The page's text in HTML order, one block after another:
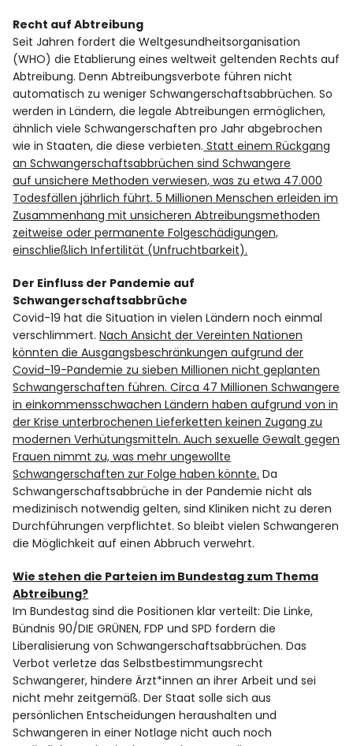
Recht auf Abtreibung
Seit Jahren fordert die Weltgesundheitsorganisation
(WHO) die Etablierung eines weltweit geltenden Rechts auf
Abtreibung. Denn Abtreibungsverbote führen nicht
automatisch zu weniger Schwangerschaftsabbrüchen. So
werden in Ländern, die legale Abtreibungen ermöglichen,
ähnlich viele Schwangerschaften pro Jahr abgebrochen
wie in Staaten, die diese verbieten. Statt einem Rückgang
an Schwangerschaftsabbrüchen sind Schwangere
auf unsichere Methoden verwiesen, was zu etwa 47.000
Todesfällen jährlich führt. 5 Millionen Menschen erleiden im
Zusammenhang mit unsicheren Abtreibungsmethoden
zeitweise oder permanente Folgeschädigungen,
einschließlich Infertilität (Unfruchtbarkeit).
Der Einfluss der Pandemie auf
Schwangerschaftsabbrüche
Covid-19 hat die Situation in vielen Ländern noch einmal
verschlimmert.Nach Ansicht der Vereinten Nationen
könnten die Ausgangsbeschränkungen aufgrund der
Covid-19-Pandemie zu sieben Millionen nicht geplanten
Schwangerschaften führen. Circa 47 Millionen Schwangere
in einkommensschwachen Ländern haben aufgrund von in
der Krise unterbrochenen Lieferketten keinen Zugang zu
modernen Verhütungsmitteln. Auch sexuelle Gewalt gegen
Frauen nimmt zu, was mehr ungewollte
Schwangerschaften zur Folge haben könnte. Da
Schwangerschaftsabbrüche in der Pandemie nicht als
medizinisch notwendig gelten, sind Kliniken nicht zu deren
Durchführungen verpflichtet. So bleibt vielen Schwangeren
die Möglichkeit auf einen Abbruch verwehrt.
Wie stehen die Parteien im Bundestag zum Thema
Abtreibung?
Im Bundestag sind die Positionen klar verteilt: Die Linke,
Bündnis 90/DIE GRÜNEN, FDP und SPD fordern die
Liberalisierung von Schwangerschaftsabbrüchen. Das
Verbot verletze das Selbstbestimmungsrecht
Schwangerer, hindere Ärzt*innen an ihrer Arbeit und sei
nicht mehr zeitgemäß. Der Staat solle sich aus
persönlichen Entscheidungen heraushalten und
Schwangeren in einer Notlage nicht auch noch